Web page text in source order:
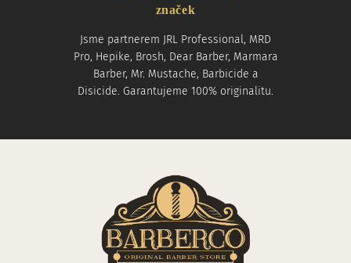
značek
Jsme partnerem JRL Professional, MRD
Pro, Hepike, Brosh, Dear Barber, Marmara
Barber, Mr. Mustache, Barbicide a
Disicide. Garantujeme 100% originalitu.